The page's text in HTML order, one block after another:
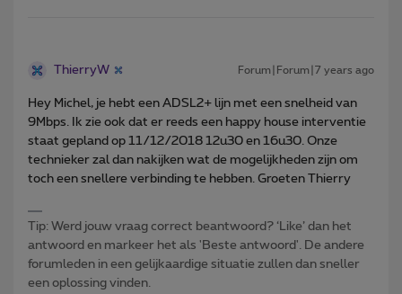
ThierryW Forum|Forum|7 years ago
Hey Michel, je hebt een ADSL2+ lijn met een snelheid van
9Mbps. Ik zie ook dat er reeds een happy house interventie
staat gepland op 11/12/2018 12u30 en 16u30. Onze
technieker zal dan nakijken wat de mogelijkheden zijn om
toch een snellere verbinding te hebben. Groeten Thierry
Tip: Werd jouw vraag correct beantwoord? ‘Like’ dan het
antwoord en markeer het als 'Beste antwoord'. De andere
forumleden in een gelijkaardige situatie zullen dan sneller
een oplossing vinden.